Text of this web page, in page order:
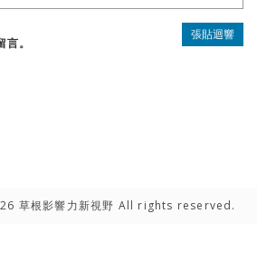
。
草根影響力新視野 All rights reserved.